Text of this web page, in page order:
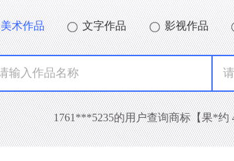
美术作品 文字作品 影视作品
1761***5235的用户查询商标【果*约